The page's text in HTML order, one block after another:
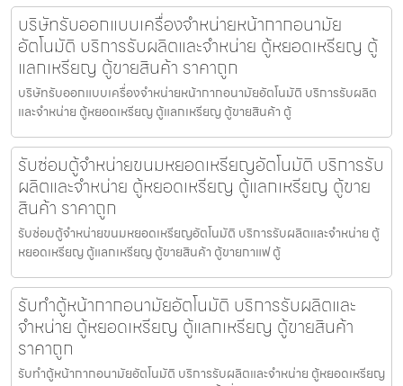
บริษัทรับออกแบบเครื่องจำหน่ายหน้ากากอนามัย​
อัตโนมัติ บริการรับผลิตและจำหน่าย ตู้หยอดเหรียญ ตู้
แลกเหรียญ ตู้ขายสินค้า ราคาถูก
บริษัทรับออกแบบเครื่องจำหน่ายหน้ากากอนามัย​อัตโนมัติ บริการรับผลิต
และจำหน่าย ตู้หยอดเหรียญ ตู้แลกเหรียญ ตู้ขายสินค้า ตู้
รับซ่อมตู้จำหน่ายขนมหยอดเหรียญ​​อัตโนมัติ บริการรับ
ผลิตและจำหน่าย ตู้หยอดเหรียญ ตู้แลกเหรียญ ตู้ขาย
สินค้า ราคาถูก
รับซ่อมตู้จำหน่ายขนมหยอดเหรียญ​​อัตโนมัติ บริการรับผลิตและจำหน่าย ตู้
หยอดเหรียญ ตู้แลกเหรียญ ตู้ขายสินค้า ตู้ขายกาแฟ ตู้
รับทำตู้หน้ากากอนามัย​อัตโนมัติ บริการรับผลิตและ
จำหน่าย ตู้หยอดเหรียญ ตู้แลกเหรียญ ตู้ขายสินค้า
ราคาถูก
รับทำตู้หน้ากากอนามัย​อัตโนมัติ บริการรับผลิตและจำหน่าย ตู้หยอดเหรียญ